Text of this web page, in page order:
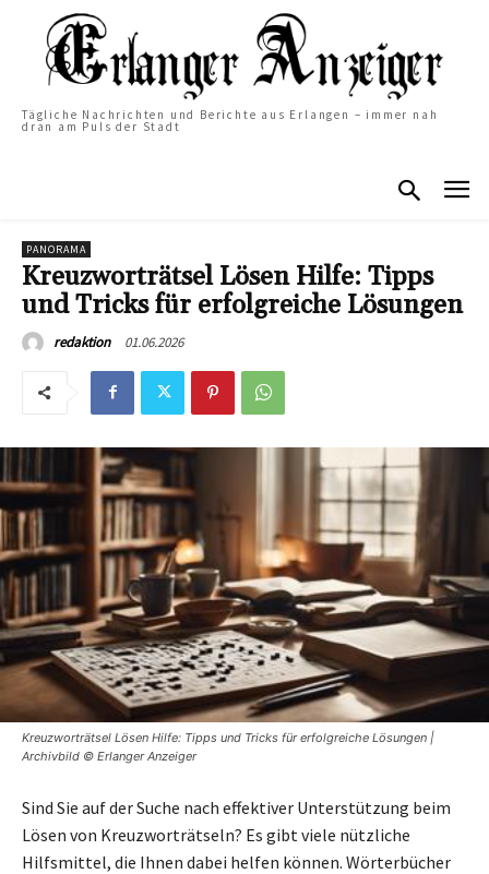
Tägliche Nachrichten und Berichte aus Erlangen – immer nah
dran am Puls der Stadt
PANORAMA
Kreuzworträtsel Lösen Hilfe: Tipps
und Tricks für erfolgreiche Lösungen
redaktion 01.06.2026
Kreuzworträtsel Lösen Hilfe: Tipps und Tricks für erfolgreiche Lösungen |
Archivbild © Erlanger Anzeiger
Sind Sie auf der Suche nach effektiver Unterstützung beim
Lösen von Kreuzworträtseln? Es gibt viele nützliche
Hilfsmittel, die Ihnen dabei helfen können. Wörterbücher